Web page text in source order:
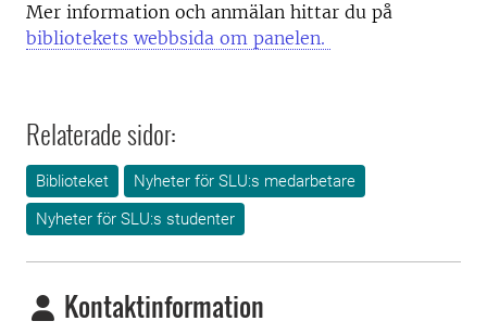
Mer information och anmälan hittar du på
bibliotekets webbsida om panelen.
Relaterade sidor:
Biblioteket
Nyheter för SLU:s medarbetare
Nyheter för SLU:s studenter
Kontaktinformation